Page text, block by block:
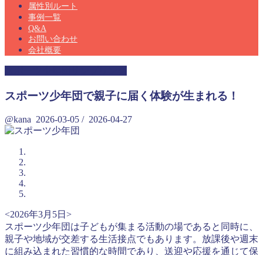
属性別ルート
事例一覧
Q&A
お問い合わせ
会社概要
スポーツ少年団で親子に届く体験が生まれる！
@kana 2026-03-05 / 2026-04-27
<2026年3月5日>
スポーツ少年団は子どもが集まる活動の場であると同時に、
親子や地域が交差する生活接点でもあります。放課後や週末
に組み込まれた習慣的な時間であり、送迎や応援を通じて保